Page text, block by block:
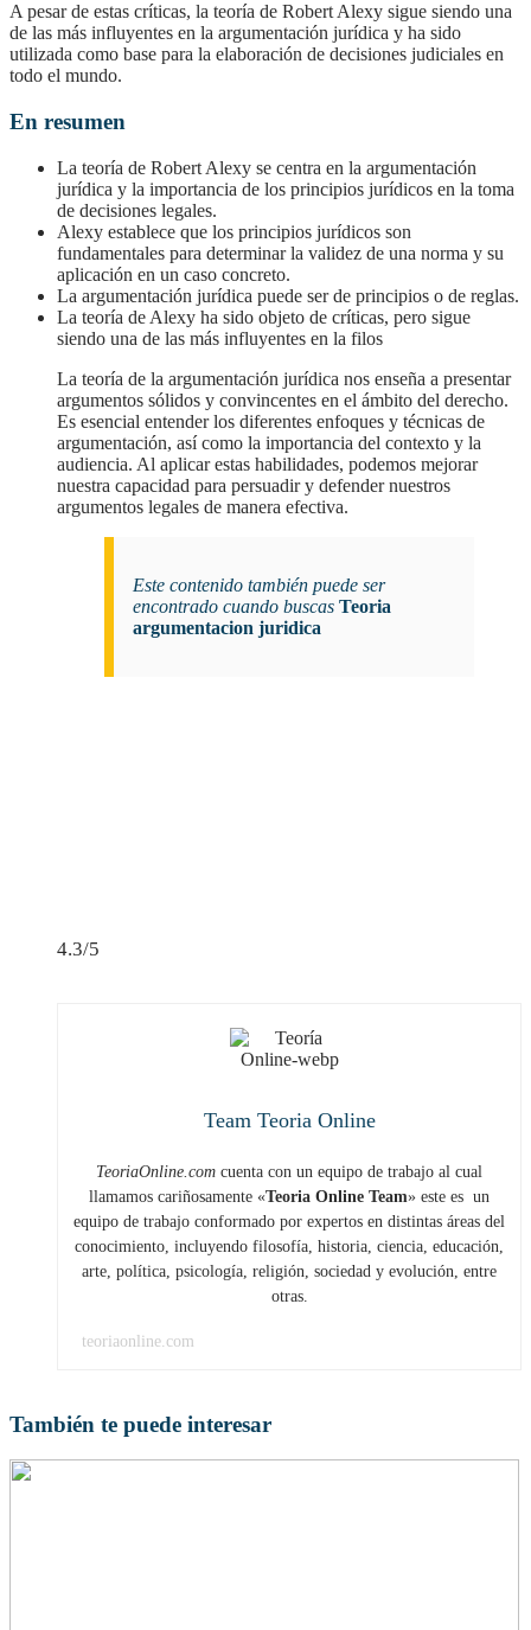
A pesar de estas críticas, la teoría de Robert Alexy sigue siendo una
de las más influyentes en la argumentación jurídica y ha sido
utilizada como base para la elaboración de decisiones judiciales en
todo el mundo.
En resumen
La teoría de Robert Alexy se centra en la argumentación
jurídica y la importancia de los principios jurídicos en la toma
de decisiones legales.
Alexy establece que los principios jurídicos son
fundamentales para determinar la validez de una norma y su
aplicación en un caso concreto.
La argumentación jurídica puede ser de principios o de reglas.
La teoría de Alexy ha sido objeto de críticas, pero sigue
siendo una de las más influyentes en la filos
la teoría de la argumentación jurídica nos enseña a presentar
argumentos sólidos y convincentes en el ámbito del derecho.
Es esencial entender los diferentes enfoques y técnicas de
argumentación, así como la importancia del contexto y la
audiencia. Al aplicar estas habilidades, podemos mejorar
nuestra capacidad para persuadir y defender nuestros
argumentos legales de manera efectiva.
Este contenido también puede ser
encontrado cuando buscas Teoria
argumentacion juridica
4.3/5
Team Teoria Online
TeoriaOnline.com cuenta con un equipo de trabajo al cual
llamamos cariñosamente «Teoria Online Team» este es un
equipo de trabajo conformado por expertos en distintas áreas del
conocimiento, incluyendo filosofía, historia, ciencia, educación,
arte, política, psicología, religión, sociedad y evolución, entre
otras.
teoriaonline.com
También te puede interesar